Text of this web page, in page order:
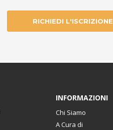
RICHIEDI L'ISCRIZIONE
INFORMAZIONI
Chi Siamo
A Cura di